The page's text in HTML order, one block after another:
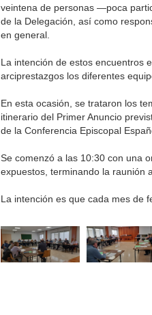
veintena de personas —poca
de la Delegación, así como
en general.
La intención de estos encuentros
arciprestazgos los diferentes
En esta ocasión, se trataron los
itinerario del Primer Anuncio
de la Conferencia Episcopal
Se comenzó a las 10:30 con una
expuestos, terminando la raunión
La intención es que cada mes de